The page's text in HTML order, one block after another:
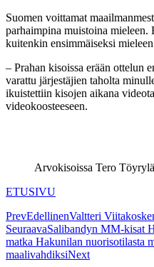
Suomen voittamat
parhaimpina muistoina mieleen.
kuitenkin ensimmäiseksi
– Prahan kisoissa erään ottelun
varattu järjestäjien taholta
ikuistettiin kisojen aikana
videokoosteeseen.
Arvokisoissa Tero
ETUSIVU
PrevEdellinenValtteri
SeuraavaSalibandyn MM-kisat
matka Hakunilan nuorisotilasta
maalivahdiksiNext